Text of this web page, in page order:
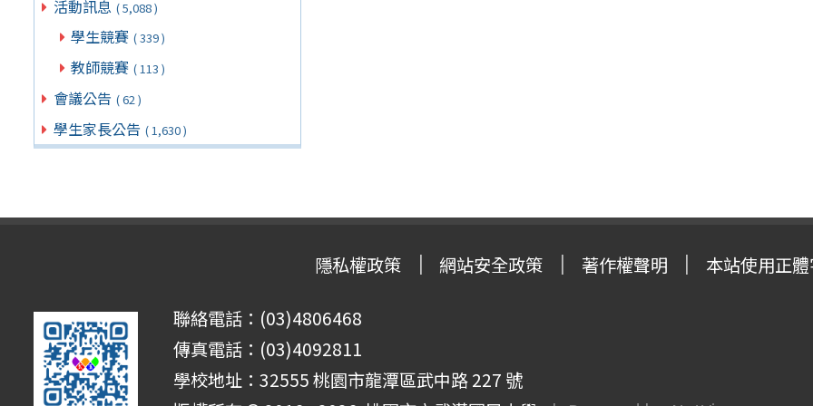
活動訊息 ( 5,088 )
學生競賽 ( 339 )
教師競賽 ( 113 )
會議公告 ( 62 )
學生家長公告 ( 1,630 )
隱私權政策 網站安全政策 著作權聲明 本站使用正
聯絡電話：(03)4806468
傳真電話：(03)4092811
學校地址：32555 桃園市龍潭區武中路 227 號